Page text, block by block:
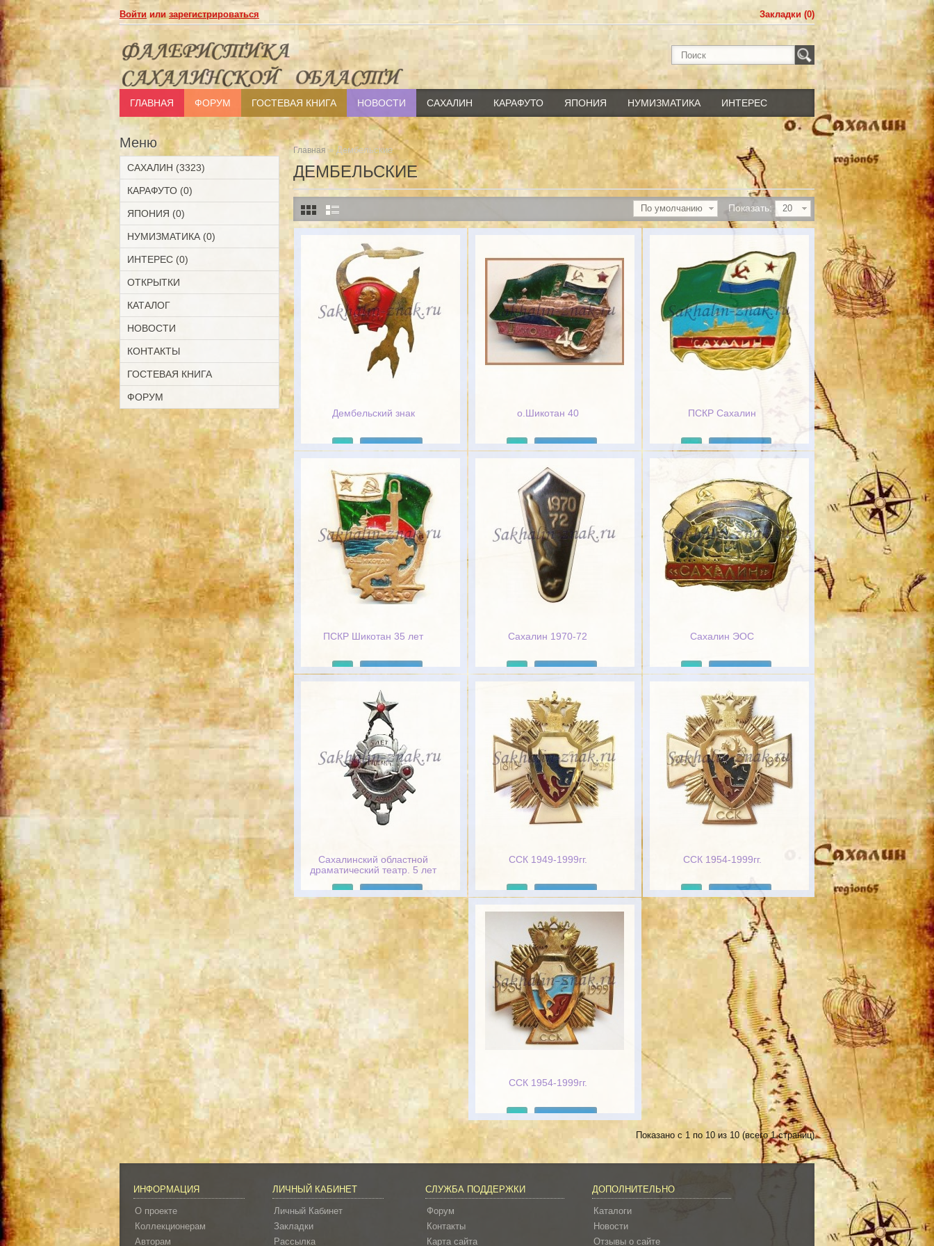
Войти илизарегистрироваться Закладки (0)
ГЛАВНАЯ ФОРУМ ГОСТЕВАЯ КНИГА НОВОСТИ САХАЛИН КАРАФУТО ЯПОНИЯ НУМИЗМАТИКА ИНТЕРЕС
Меню
САХАЛИН (3323)
КАРАФУТО (0)
ЯПОНИЯ (0)
НУМИЗМАТИКА (0)
ИНТЕРЕС (0)
ОТКРЫТКИ
КАТАЛОГ
НОВОСТИ
КОНТАКТЫ
ГОСТЕВАЯ КНИГА
ФОРУМ
Главная » Дембельские
ДЕМБЕЛЬСКИЕ
Показать: 20
По умолчанию
Дембельский знак о.Шикотан 40 ПСКР Сахалин
ПСКР Шикотан 35 лет Сахалин 1970-72 Сахалин ЭОС
Сахалинский областной
драматический театр. 5 лет
ССК 1949-1999гг. ССК 1954-1999гг.
ССК 1954-1999гг.
Показано с 1 по 10 из 10 (всего 1 страниц)
ИНФОРМАЦИЯ
О проекте
Коллекционерам
Авторам
ЛИЧНЫЙ КАБИНЕТ
Личный Кабинет
Закладки
Рассылка
СЛУЖБА ПОДДЕРЖКИ
Форум
Контакты
Карта сайта
ДОПОЛНИТЕЛЬНО
Каталоги
Новости
Отзывы о сайте